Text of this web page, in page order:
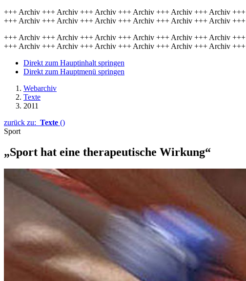
+++ Archiv +++ Archiv +++ Archiv +++ Archiv +++ Archiv +++ Archiv
+++ Archiv +++ Archiv +++ Archiv +++ Archiv +++ Archiv +++ Archiv
+++ Archiv +++ Archiv +++ Archiv +++ Archiv +++ Archiv +++ Archiv
+++ Archiv +++ Archiv +++ Archiv +++ Archiv +++ Archiv +++ Archiv
Direkt zum Hauptinhalt springen
Direkt zum Hauptmenü springen
Webarchiv
Texte
2011
zurück zu: Texte ()
Sport
„Sport hat eine therapeutische Wirkung“